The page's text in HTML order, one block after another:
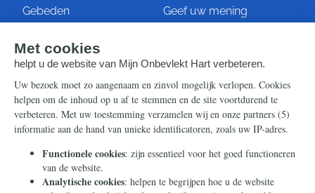
Gebeden
Geef uw mening
Steun ons
Nieuwsbrief
Eenmalig
Maandelijks
Periodiek
Info
Contact
Ontvang onze Telegram-
berichten